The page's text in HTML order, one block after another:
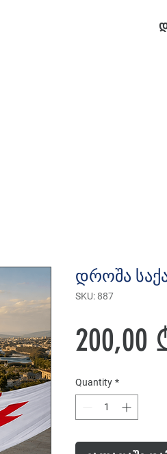
დროშა
SKU: 887
200,00
Quantity *